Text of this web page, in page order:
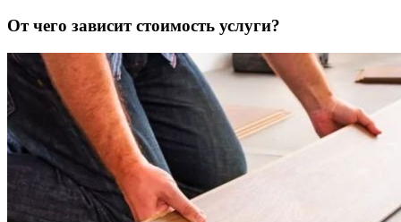
От чего зависит стоимость услуги?